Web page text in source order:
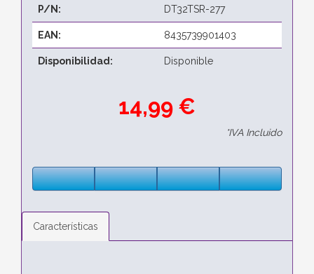
P/N: DT32TSR-277
EAN: 8435739901403
Disponibilidad: Disponible
14,99 €
*IVA Incluido
Características